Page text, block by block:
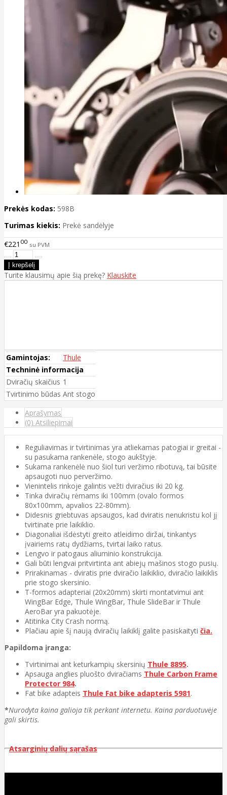
Prekės kodas: 598B
Turimas kiekis: Prekė sandėlyje
€221 00 su PVM
Turite klausimų apie šią prekę? Klauskite
Gamintojas:
Thule
Techninė informacija
Dviračių skaičius 1
Tvirtinimo būdas Ant stogo
Aprašymas
(0) Atsiliepimai
Reguliavimas ir tvirtinimas yra atliekamas patogiai ir greitai -
su pasukama rankenėle, stogo aukštyje.
Sukama rankenėlė nuo šiol turi veržimo ribotuvą, tai būsite
apsaugoti nuo perveržimo.
Vienintelis rinkoje galintis vežti dviračius iki 20 kg.
Tinka dviračių rėmams iki 100mm (ovalo formos
80x100mm, apvalios 22-80mm).
Didesnis griebtuvas apsaugos, kad dviratis nenukristu kol jį
tvirtinate prie laikiklio.
Diagonaliai išdėstyti greito atleidimo diržai, tinkantys
įvairiems ratų dydžiams, tvirtai laiko ratus.
Lengvo ir patogaus aliuminio konstrukcija.
Gali būti lengvai pritvirtinta ant abiejų mašinos stogo pusių.
Prirakinamas - dviratis prie dviračio laikiklio, dviračio laikiklis
prie stogo skersinio.
T-formos adapteriai (20x20mm) skirti montatvimui ant
WingBar Edge, Thule WingBar, Thule SlideBar ir Thule
AeroBar yra pakuotėje.
Atitinka City Crash normą.
Plačiau apie šį naują dviračių laikiklį galite pasiskaityti čia.
Papildoma įranga:
Tvirtinimai ant keturkampių skersinių Thule 8895.
Apsauga anglies pluošto dviračiams Thule Carbon Frame
Protector 984.
Fat bike adapteis Thule Fat bike adapteris 5981.
*Nurodyta kaina galioja tik perkant internetu. Kaina parduotuvėje
gali skirtis.
Atsarginių dalių sąrašas